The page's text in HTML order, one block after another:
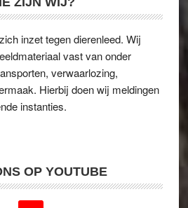
inzet tegen dierenleed. Wij
vast van onder
verwaarlozing,
Hierbij doen wij meldingen
instanties.
OP YOUTUBE